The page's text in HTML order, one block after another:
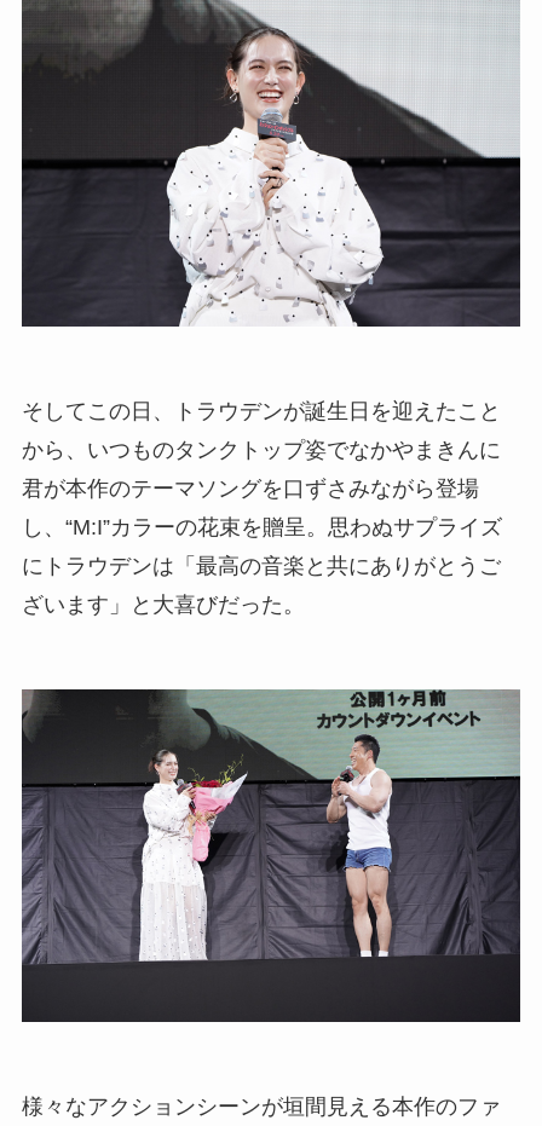
そしてこの日、トラウデンが誕生日を迎えたこと
から、いつものタンクトップ姿でなかやまきんに
君が本作のテーマソングを口ずさみながら登場
し、“M:I”カラーの花束を贈呈。思わぬサプライズ
にトラウデンは「最高の音楽と共にありがとうご
ざいます」と大喜びだった。
様々なアクションシーンが垣間見える本作のファ